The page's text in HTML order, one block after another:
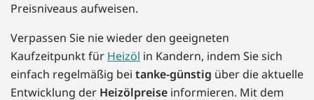
Preisniveaus aufweisen.
Verpassen Sie nie wieder den geeigneten
Kaufzeitpunkt für Heizöl in Kandern, indem Sie sich
einfach regelmäßig bei tanke-günstig über die aktuelle
Entwicklung der Heizölpreise informieren. Mit dem